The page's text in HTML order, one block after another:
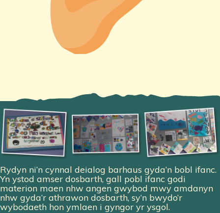
Rydyn ni’n cynnal deialog barhaus gyda’n bobl ifanc.
Yn ystod amser dosbarth, gall pobl ifanc godi
materion maen nhw angen gwybod mwy amdanyn
nhw gyda’r athrawon dosbarth, sy’n bwydo’r
wybodaeth hon ymlaen i gyngor yr ysgol.